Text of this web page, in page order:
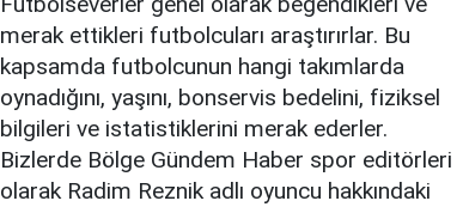
merak ettikleri futbolcuları araştırırlar. Bu
kapsamda futbolcunun hangi takımlarda
oynadığını, yaşını, bonservis bedelini, fiziksel
bilgileri ve istatistiklerini merak ederler.
Bizlerde Bölge Gündem Haber spor editörleri
olarak Radim Reznik adlı oyuncu hakkındaki